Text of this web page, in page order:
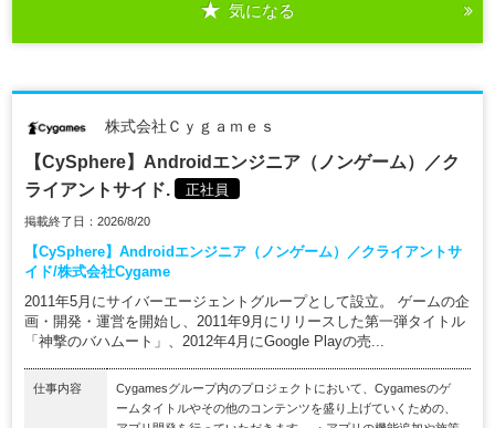
気になる
株式会社Ｃｙｇａｍｅｓ
【CySphere】Androidエンジニア（ノンゲーム）／ク
ライアントサイド.
正社員
掲載終了日：2026/8/20
【CySphere】Androidエンジニア（ノンゲーム）／クライアントサ
イド/株式会社Cygame
2011年5月にサイバーエージェントグループとして設立。 ゲームの企
画・開発・運営を開始し、2011年9月にリリースした第一弾タイトル
「神撃のバハムート」、2012年4月にGoogle Playの売...
仕事内容
Cygamesグループ内のプロジェクトにおいて、Cygamesのゲ
ームタイトルやその他のコンテンツを盛り上げていくための、